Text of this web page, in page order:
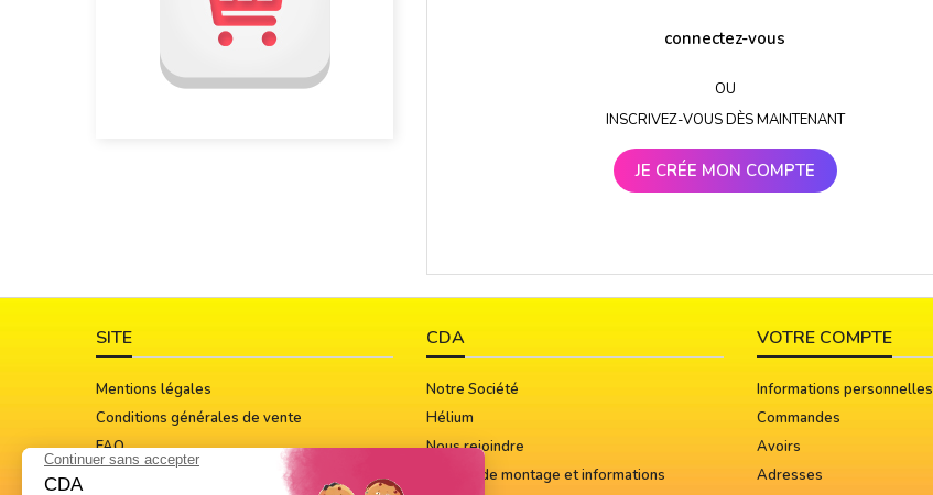
connectez-vous
OU
INSCRIVEZ-VOUS DÈS MAINTENANT
JE CRÉE MON COMPTE
SITE
Mentions légales
Conditions générales de vente
FAQ
CDA
Notre Société
Hélium
Nous rejoindre
Notices de montage et informations
VOTRE COMPTE
Informations personnelles
Commandes
Avoirs
Adresses